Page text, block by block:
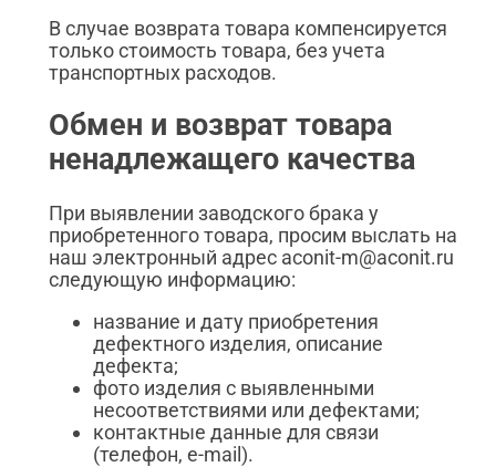
В случае возврата товара компенсируется
только стоимость товара, без учета
транспортных расходов.
Обмен и возврат товара
ненадлежащего качества
При выявлении заводского брака у
приобретенного товара, просим выслать на
наш электронный адрес aconit-m@aconit.ru
следующую информацию:
название и дату приобретения
дефектного изделия, описание
дефекта;
фото изделия с выявленными
несоответствиями или дефектами;
контактные данные для связи
(телефон, e-mail).